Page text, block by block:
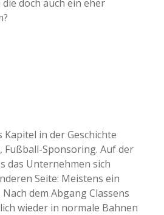
doch auch ein eher
Kapitel in der Geschichte
Fußball-Sponsoring. Auf der
das Unternehmen sich
Seite: Meistens ein
dem Abgang Classens
wieder in normale Bahnen